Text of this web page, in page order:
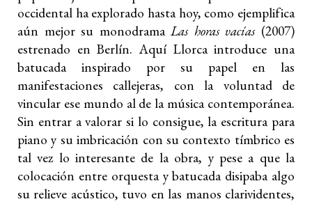
occidental ha explorado hasta hoy, como ejemplifica
aún mejor su monodramaLas horas vacías(2007)
estrenado en Berlín. Aquí Llorca introduce una
batucada inspirado por su papel en las
manifestaciones callejeras, con la voluntad de
vincular ese mundo al de la música contemporánea.
Sin entrar a valorar si lo consigue, la escritura para
piano y su imbricación con su contexto tímbrico es
tal vez lo interesante de la obra, y pese a que la
colocación entre orquesta y batucada disipaba algo
su relieve acústico, tuvo en las manos clarividentes,